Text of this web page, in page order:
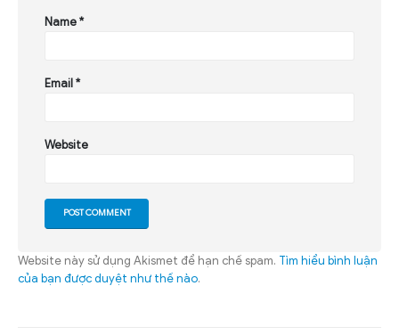
Name*
Email*
Website
Website này sử dụng Akismet để hạn chế spam. Tìm hiểu bình luận
của bạn được duyệt như thế nào.